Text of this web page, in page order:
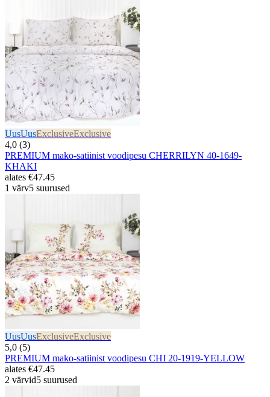
UusUusExclusiveExclusive
4,0 (3)
PREMIUM mako-satiinist voodipesu CHERRILYN 40-1649-
KHAKI
alates €47.45
1 värv5 suurused
UusUusExclusiveExclusive
5,0 (5)
PREMIUM mako-satiinist voodipesu CHI 20-1919-YELLOW
alates €47.45
2 värvid5 suurused